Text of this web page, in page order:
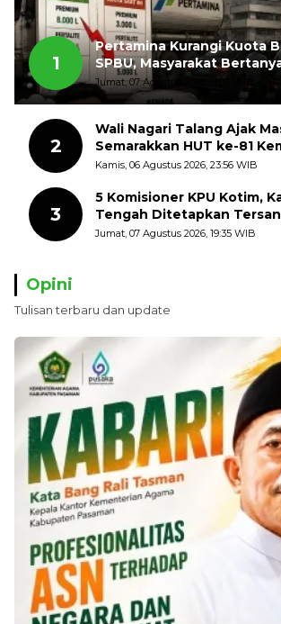
1
Pertamina Kurangi Kuota
SPBU, Masyarakat
Jumat, 07 Agustus 2026, 11:03 WIB
2
Wali Nagari Talang Ajak
Semarakkan HUT ke-81
dengan Mengibarkan
Kamis, 06 Agustus 2026, 23:56 WIB
3
5 Komisioner KPU Kotim,
Tengah Ditetapkan
Kerugian Negara ditaksir 10
Jumat, 07 Agustus 2026, 19:35 WIB
Opini
Tulisan terbaru dan update